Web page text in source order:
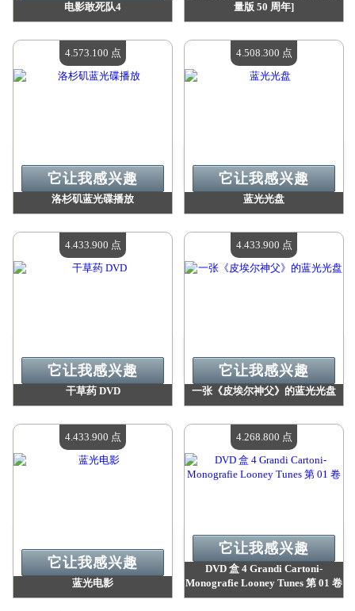
电影敢死队4
现有数量：4
量版 50 周年]
现有数量：4
洛杉矶蓝光碟播放
现有数量：4
它让我感兴趣
4.573.100 点
蓝光光盘
现有数量：4
它让我感兴趣
4.508.300 点
干草药 DVD
现有数量：4
它让我感兴趣
4.433.900 点
一张《皮埃尔神父》的蓝光光盘
现有数量：4
它让我感兴趣
4.433.900 点
蓝光电影
它让我感兴趣
4.433.900 点
DVD 盒 4 Grandi Cartoni-
Monografie Looney Tunes 第 01 卷
它让我感兴趣
4.268.800 点